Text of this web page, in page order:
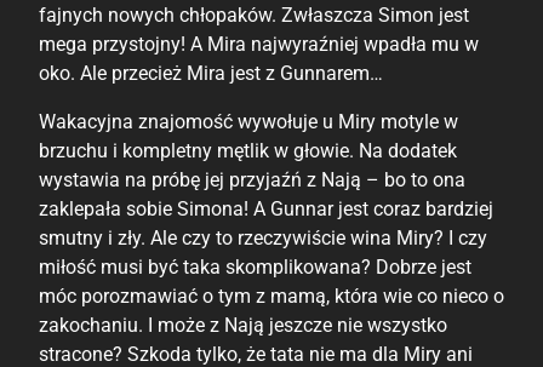
fajnych nowych chłopaków. Zwłaszcza Simon jest
mega przystojny! A Mira najwyraźniej wpadła mu w
oko. Ale przecież Mira jest z Gunnarem…
Wakacyjna znajomość wywołuje u Miry motyle w
brzuchu i kompletny mętlik w głowie. Na dodatek
wystawia na próbę jej przyjaźń z Nają – bo to ona
zaklepała sobie Simona! A Gunnar jest coraz bardziej
smutny i zły. Ale czy to rzeczywiście wina Miry? I czy
miłość musi być taka skomplikowana? Dobrze jest
móc porozmawiać o tym z mamą, która wie co nieco o
zakochaniu. I może z Nają jeszcze nie wszystko
stracone? Szkoda tylko, że tata nie ma dla Miry ani